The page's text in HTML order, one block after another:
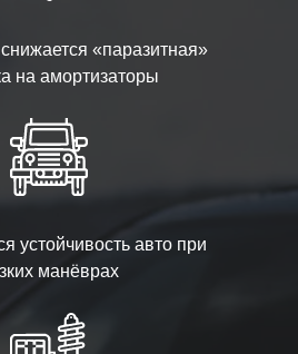
«паразитная»
на амортизаторы
устойчивость авто при
манёврах